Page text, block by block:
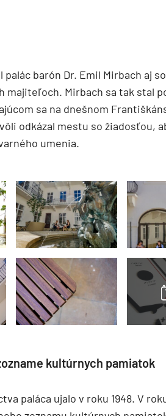
palác barón Dr. Emil Mirbach aj
majiteľoch. Mirbach sa tak stal
sa na dnešnom
odkázal mestu so žiadosťou,
umenia.
kultúrnych pamiatok
paláca ujalo v roku 1948. V